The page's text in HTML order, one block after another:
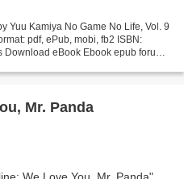
Yuu Kamiya No Game No Life, Vol. 9
pdf, ePub, mobi, fb2 ISBN:
eBook Ebook epub forum
Mr. Panda